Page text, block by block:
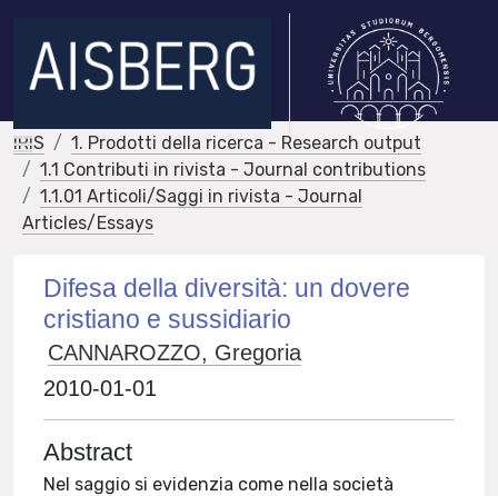
IRIS
1. Prodotti della ricerca - Research output
1.1 Contributi in rivista - Journal contributions
1.1.01 Articoli/Saggi in rivista - Journal
Articles/Essays
Difesa della diversità: un dovere
cristiano e sussidiario
CANNAROZZO, Gregoria
2010-01-01
Abstract
Nel saggio si evidenzia come nella società